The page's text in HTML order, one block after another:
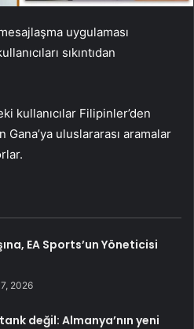
uygulaması
sıkıntıdan
kullanıcılar Filipinler’den
Gana’ya uluslararası aramalar
EA Sports’un Yöneticisi
2026
değil: Almanya’nın yeni